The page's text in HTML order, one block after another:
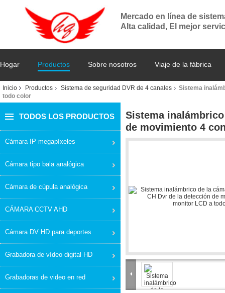
Mercado en línea de
Alta calidad, El mejor
Hogar Productos Sobre nosotros Viaje de la fábrica
Inicio Productos Sistema de seguridad DVR de 4 canales
Sistema
todo color
TODOS LOS PRODUCTOS
Cámara IP megapíxeles
Cámara tipo bala analógica
Cámara de cúpula analógica
CÁMARA CCTV AHD
Cámara DV HD para deportes
Grabadora de vídeo digital HD
Grabadoras de video en red
Sistema
de movimiento 4